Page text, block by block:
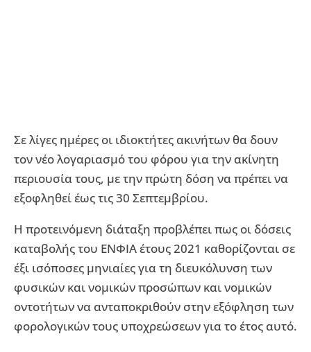
Σε λίγες ημέρες οι ιδιοκτήτες ακινήτων θα δουν
τον νέο λογαριασμό του φόρου για την ακίνητη
περιουσία τους, με την πρώτη δόση να πρέπει να
εξοφληθεί έως τις 30 Σεπτεμβρίου.
Η προτεινόμενη διάταξη προβλέπει πως οι δόσεις
καταβολής του ΕΝΦΙΑ έτους 2021 καθορίζονται σε
έξι ισόποσες μηνιαίες για τη διευκόλυνση των
φυσικών και νομικών προσώπων και νομικών
οντοτήτων να ανταποκριθούν στην εξόφληση των
φορολογικών τους υποχρεώσεων για το έτος αυτό.